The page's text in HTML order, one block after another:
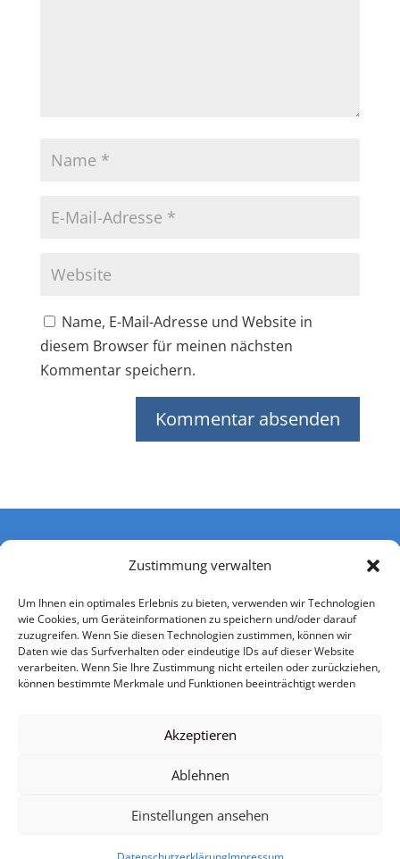
Zustimmung verwalten
Um Ihnen ein optimales Erlebnis zu bieten, verwenden wir Technologien
wie Cookies, um Geräteinformationen zu speichern und/oder darauf
zuzugreifen. Wenn Sie diesen Technologien zustimmen, können wir
Daten wie das Surfverhalten oder eindeutige IDs auf dieser Website
verarbeiten. Wenn Sie Ihre Zustimmung nicht erteilen oder zurückziehen,
können bestimmte Merkmale und Funktionen beeinträchtigt werden
Akzeptieren
Ablehnen
Einstellungen ansehen
Name, E-Mail-Adresse und Website in
diesem Browser für meinen nächsten
Kommentar speichern.
Impressum
Datenschutzerklärung
Einwilligung Kontaktaufnahme
© VSP Software Portal 2026